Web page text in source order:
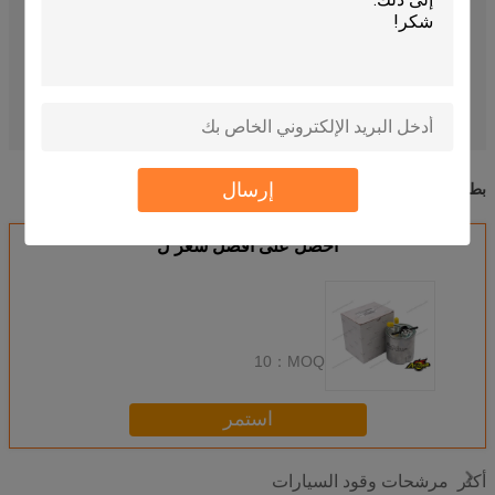
إرسال
تسليط الضوء:فلتر زيت الوقود,
auto fuel filter
بطاقة: فلتر الوقود عالي التدفق
احصل على افضل سعر ل
MOQ：
10
استمر
أكثر مرشحات وقود السيارات